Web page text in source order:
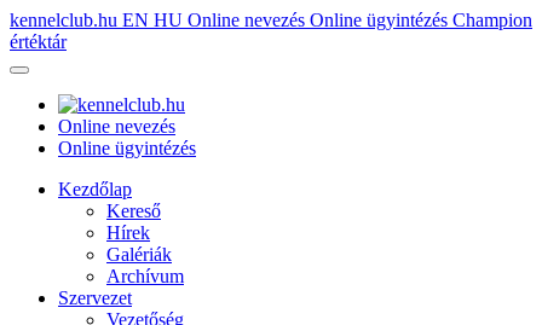
kennelclub.hu EN HU Online nevezés Online ügyintézés Champion
értéktár
Online nevezés
Online ügyintézés
Kezdőlap
Kereső
Hírek
Galériák
Archívum
Szervezet
Vezetőség